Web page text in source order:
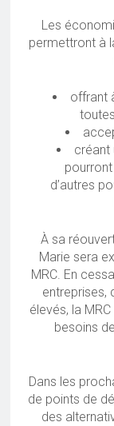
Les
permettront à
offrant
créant
d’autres
À sa
Marie sera
MRC. En
entreprises,
élevés, la
besoins
Dans les
de points de
des